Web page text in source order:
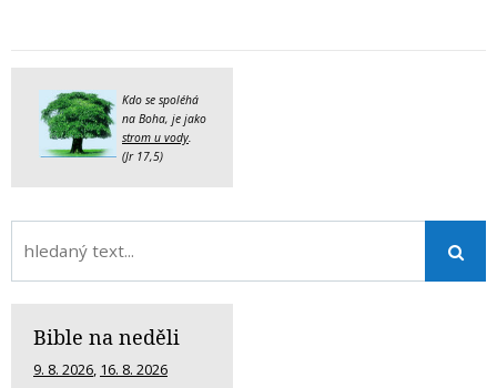
Kdo se spoléhá
na Boha, je jako
strom u vody
(Jr 17,5)
Bible na neděli
9. 8. 2026, 16. 8. 2026